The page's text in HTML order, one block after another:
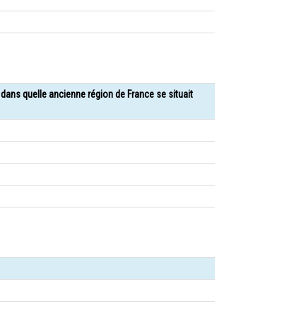
quelle ancienne région de France se situait